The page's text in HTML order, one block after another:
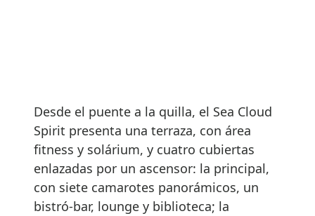
Desde el puente a la quilla, el Sea Cloud
Spirit presenta una terraza, con área
fitness y solárium, y cuatro cubiertas
enlazadas por un ascensor: la principal,
con siete camarotes panorámicos, un
bistró-bar, lounge y biblioteca; la